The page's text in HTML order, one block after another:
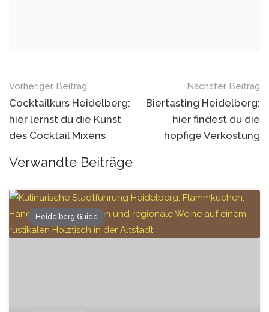
Vorheriger Beitrag
Cocktailkurs Heidelberg:
hier lernst du die Kunst
des Cocktail Mixens
Nächster Beitrag
Biertasting Heidelberg:
hier findest du die
hopfige Verkostung
Verwandte Beiträge
Heidelberg Guide